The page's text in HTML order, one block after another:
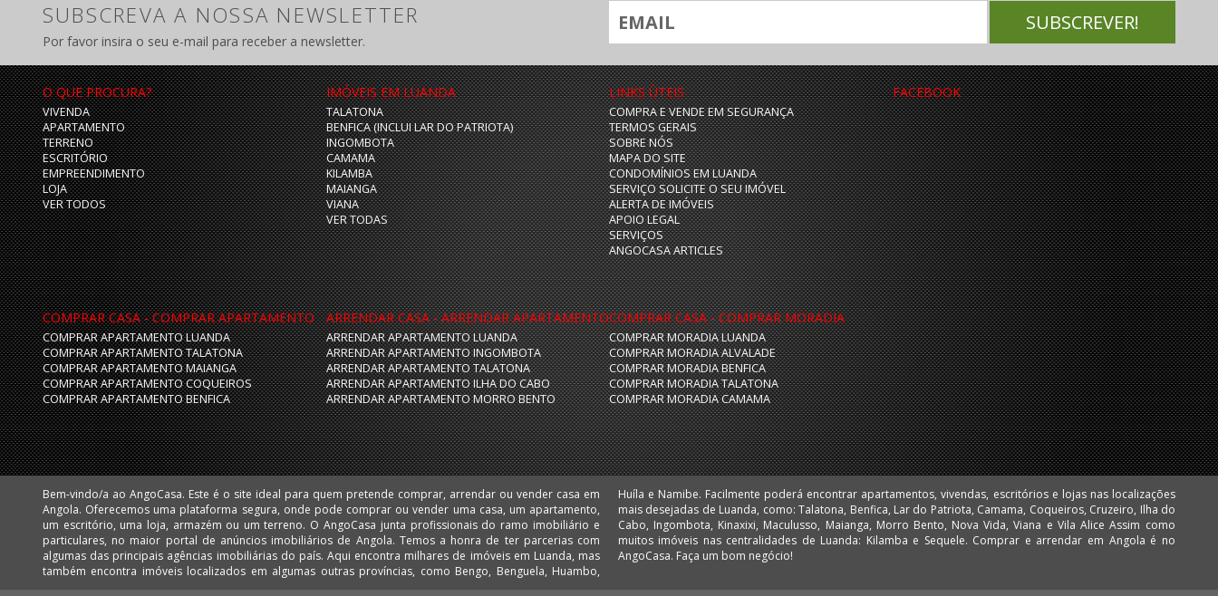
SUBSCREVA A NOSSA NEWSLETTER
Por favor insira o seu e-mail para receber a newsletter.
O QUE PROCURA?
VIVENDA
APARTAMENTO
TERRENO
ESCRITÓRIO
EMPREENDIMENTO
LOJA
VER TODOS
IMÓVEIS EM LUANDA
TALATONA
BENFICA (INCLUI LAR DO PATRIOTA)
INGOMBOTA
CAMAMA
KILAMBA
MAIANGA
VIANA
VER TODAS
LINKS ÙTEIS
COMPRA E VENDE EM SEGURANÇA
TERMOS GERAIS
SOBRE NÓS
MAPA DO SITE
CONDOMÍNIOS EM LUANDA
SERVIÇO SOLICITE O SEU IMÓVEL
ALERTA DE IMÓVEIS
APOIO LEGAL
SERVIÇOS
ANGOCASA ARTICLES
FACEBOOK
COMPRAR CASA - COMPRAR APARTAMENTO
COMPRAR APARTAMENTO LUANDA
COMPRAR APARTAMENTO TALATONA
COMPRAR APARTAMENTO MAIANGA
COMPRAR APARTAMENTO COQUEIROS
COMPRAR APARTAMENTO BENFICA
ARRENDAR CASA - ARRENDAR APARTAMENTO
ARRENDAR APARTAMENTO LUANDA
ARRENDAR APARTAMENTO INGOMBOTA
ARRENDAR APARTAMENTO TALATONA
ARRENDAR APARTAMENTO ILHA DO CABO
ARRENDAR APARTAMENTO MORRO BENTO
COMPRAR CASA - COMPRAR MORADIA
COMPRAR MORADIA LUANDA
COMPRAR MORADIA ALVALADE
COMPRAR MORADIA BENFICA
COMPRAR MORADIA TALATONA
COMPRAR MORADIA CAMAMA
Bem-vindo/a ao AngoCasa. Este é o site ideal para quem pretende comprar, arrendar ou vender casa em
Angola. Oferecemos uma plataforma segura, onde pode comprar ou vender uma casa, um apartamento,
um escritório, uma loja, armazém ou um terreno. O AngoCasa junta profissionais do ramo imobiliário e
particulares, no maior portal de anúncios imobiliários de Angola. Temos a honra de ter parcerias com
algumas das principais agências imobiliárias do país. Aqui encontra milhares de imóveis em Luanda, mas
também encontra imóveis localizados em algumas outras províncias, como Bengo, Benguela, Huambo,
Huíla e Namibe. Facilmente poderá encontrar apartamentos, vivendas, escritórios e lojas nas localizações
mais desejadas de Luanda, como: Talatona, Benfica, Lar do Patriota, Camama, Coqueiros, Cruzeiro, Ilha do
Cabo, Ingombota, Kinaxixi, Maculusso, Maianga, Morro Bento, Nova Vida, Viana e Vila Alice Assim como
muitos imóveis nas centralidades de Luanda: Kilamba e Sequele. Comprar e arrendar em Angola é no
AngoCasa. Faça um bom negócio!